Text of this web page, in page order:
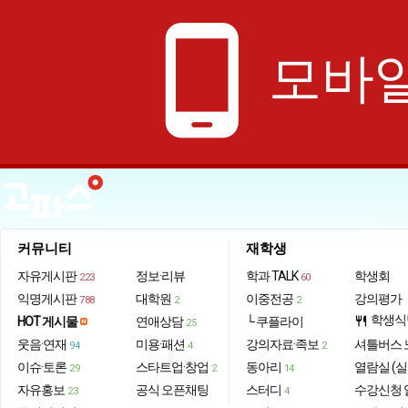
phone_android 모바
커뮤니티
자유게시판 223
익명게시판 788
HOT 게시물
웃음·연재 94
이슈·토론 29
자유홍보 23
정보·리뷰
대학원 2
연애상담 25
미용·패션 4
스타트업·창업 2
공식 오픈채팅
재학생
학과 TALK 60
이중전공 2
└ 쿠플라이
강의자료·족보 2
동아리 14
스터디 4
학생회
강의평가
restaurant 학생
셔틀버스
열람실 (
수강신청